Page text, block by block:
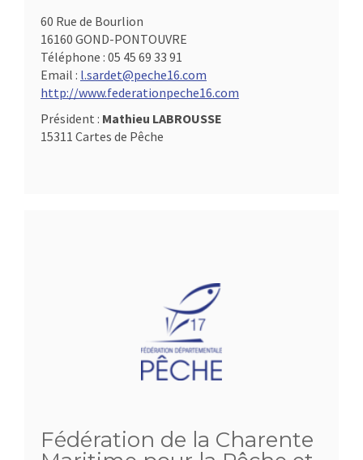
60 Rue de Bourlion
16160 GOND-PONTOUVRE
Téléphone : 05 45 69 33 91
Email : l.sardet@peche16.com
http://www.federationpeche16.com
Président : Mathieu LABROUSSE
15311 Cartes de Pêche
Fédération de la Charente